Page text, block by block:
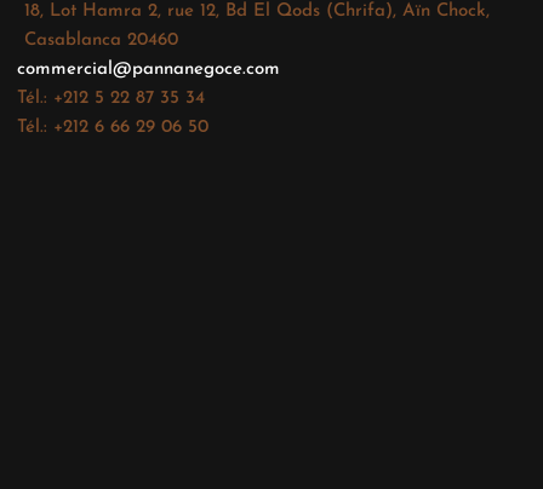
18, Lot Hamra 2, rue 12, Bd El Qods (Chrifa), Aïn Chock,
Casablanca 20460
commercial@pannanegoce.com
Tél.: +212 5 22 87 35 34
Tél.: +212 6 66 29 06 50